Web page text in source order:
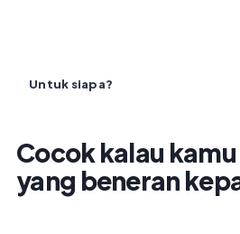
Untuk siapa?
Cocok kalau
yang beneran